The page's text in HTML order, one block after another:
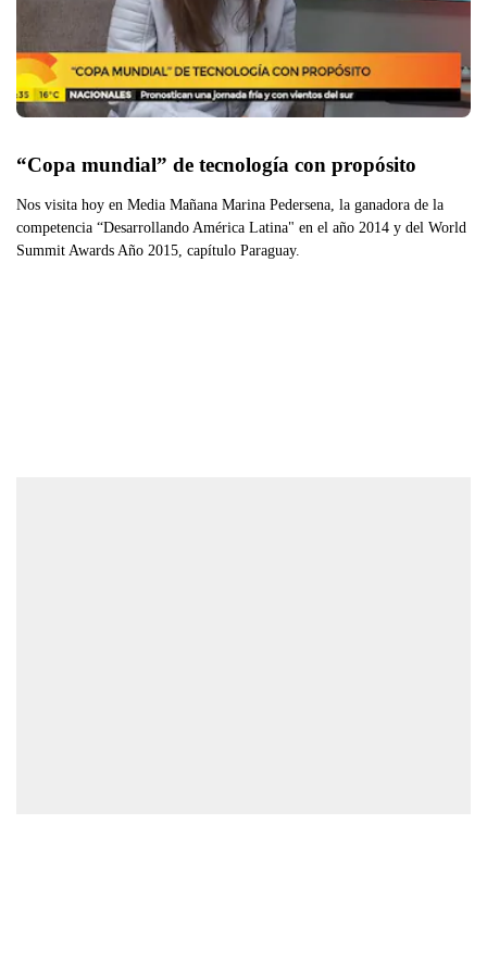
“Copa mundial” de tecnología con propósito
Nos visita hoy en Media Mañana Marina Pedersena, la ganadora de la
competencia “Desarrollando América Latina" en el año 2014 y del World
Summit Awards Año 2015, capítulo Paraguay.